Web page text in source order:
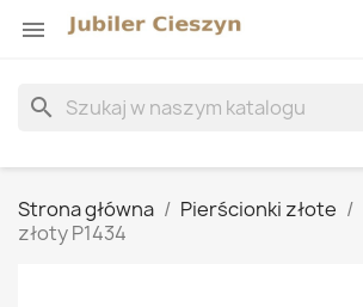

search
Strona główna Pierścionki złote
złoty P1434